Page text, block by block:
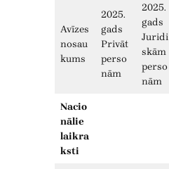
Avīzes
nosau
kums
2025.
gads
Privāt
perso
nām
2025.
gads
Juridi
skām
perso
nām
Nacio
nālie
laikra
ksti